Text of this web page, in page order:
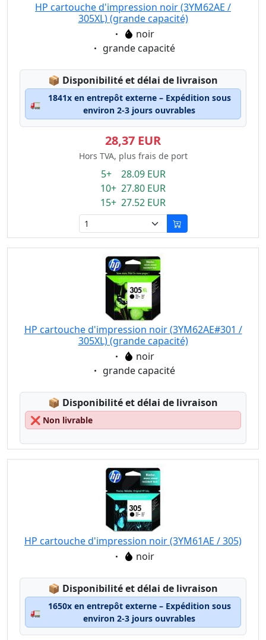
HP cartouche d'impression noir (3YM62AE /
305XL) (grande capacité)
Eigenschaft:
noir
Eigenschaft:
grande capacité
📦 Lagerstatus:
Disponibilité et délai de livraison
🚛
1841x en entrepôt externe – Expédition sous
environ 2-3 jours ouvrables
28,37 EUR
Hors TVA, plus frais de port
5+ 28.09 EUR
10+ 27.80 EUR
15+ 27.52 EUR
HP cartouche d'impression noir (3YM62AE#301 /
305XL) (grande capacité)
Eigenschaft:
noir
Eigenschaft:
grande capacité
📦 Lagerstatus:
Disponibilité et délai de livraison
❌ Non livrable
HP cartouche d'impression noir (3YM61AE / 305)
Eigenschaft:
noir
📦 Lagerstatus:
Disponibilité et délai de livraison
🚛
1650x en entrepôt externe – Expédition sous
environ 2-3 jours ouvrables